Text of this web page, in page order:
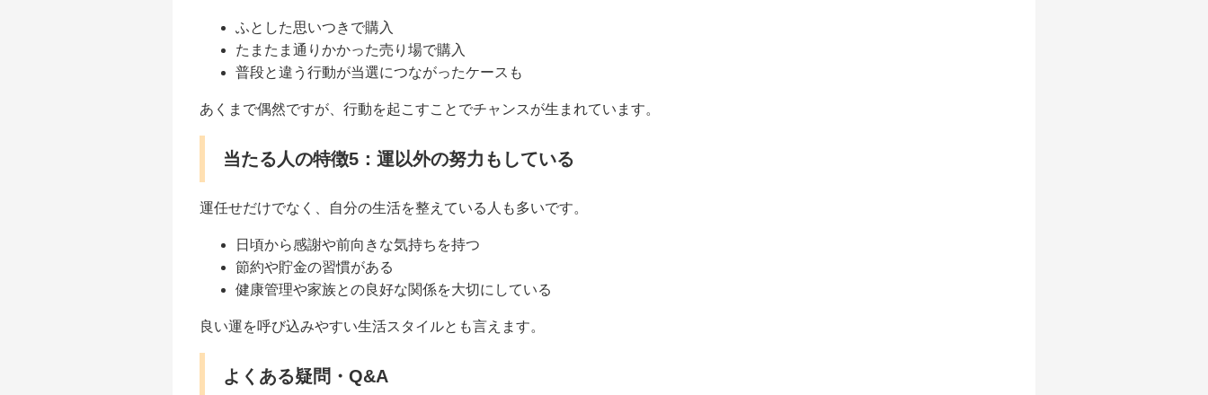
ふとした思いつきで購入
たまたま通りかかった売り場で購入
普段と違う行動が当選につながったケースも
あくまで偶然ですが、行動を起こすことでチャンスが生まれています。
当たる人の特徴5：運以外の努力もしている
運任せだけでなく、自分の生活を整えている人も多いです。
日頃から感謝や前向きな気持ちを持つ
節約や貯金の習慣がある
健康管理や家族との良好な関係を大切にしている
良い運を呼び込みやすい生活スタイルとも言えます。
よくある疑問・Q&A